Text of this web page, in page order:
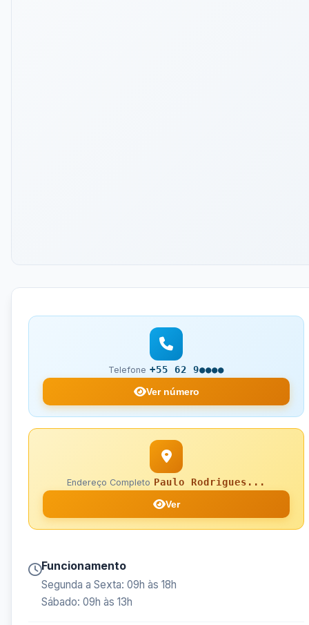
Telefone +55 62 9●●●●
Ver número
Endereço Completo Paulo Rodrigues...
Ver
Funcionamento
Segunda a Sexta: 09h às 18h
Sábado: 09h às 13h